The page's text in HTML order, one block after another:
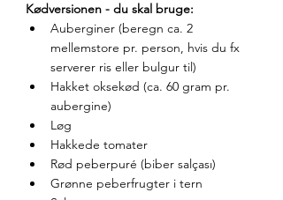
Kødversionen - du skal bruge:
Auberginer (beregn ca. 2
mellemstore pr. person, hvis du fx
serverer ris eller bulgur til)
Hakket oksekød (ca. 60 gram pr.
aubergine)
Løg
Hakkede tomater
Rød peberpuré (biber salçası)
Grønne peberfrugter i tern